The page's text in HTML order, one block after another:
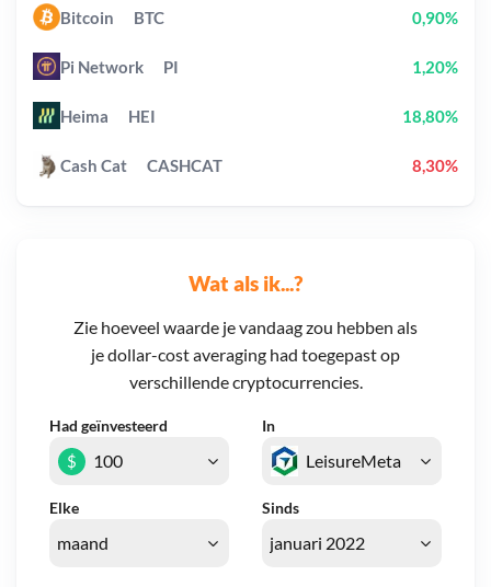
Wat als ik...?
Zie hoeveel waarde je vandaag zou hebben als
je dollar-cost averaging had toegepast op
verschillende cryptocurrencies.
Had geïnvesteerd In
Elke Sinds
$
Bitcoin BTC 0,90%
Pi Network PI 1,20%
Heima HEI 18,80%
Cash Cat CASHCAT 8,30%